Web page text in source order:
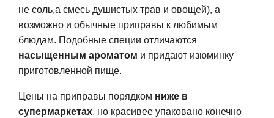
не соль,а смесь душистых трав и овощей), а
возможно и обычные приправы к любимым
блюдам. Подобные специи отличаются
насыщенным ароматом и придают изюминку
приготовленной пище.
Цены на приправы порядком ниже в
супермаркетах, но красивее упаковано конечно